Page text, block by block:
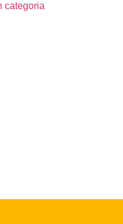
categoria